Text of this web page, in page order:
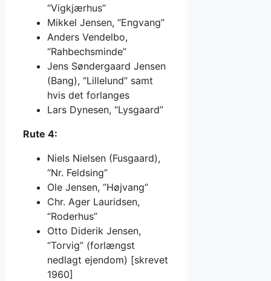
“Vigkjærhus”
Mikkel Jensen, “Engvang”
Anders Vendelbo,
“Rahbechsminde”
Jens Søndergaard Jensen
(Bang), “Lillelund” samt
hvis det forlanges
Lars Dynesen, “Lysgaard”
Rute 4:
Niels Nielsen (Fusgaard),
“Nr. Feldsing”
Ole Jensen, “Højvang”
Chr. Ager Lauridsen,
“Roderhus”
Otto Diderik Jensen,
“Torvig” (forlængst
nedlagt ejendom) [skrevet
1960]